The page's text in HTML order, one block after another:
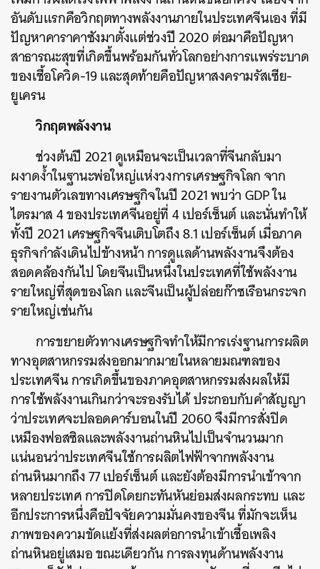
อันดับแรกคือวิกฤตทางพลังงานภายในประเทศจีนเอง ที่มี
ปัญหาคาราคาซังมาตั้งแต่ช่วงปี 2020 ต่อมาคือปัญหา
สาธารณะสุขที่เกิดขึ้นพร้อมกันทั่วโลกอย่างการแพร่ระบาด
ของเชื้อโควิด-19 และสุดท้ายคือปัญหาสงครามรัสเซีย-
ยูเครน
วิกฤตพลังงาน
ช่วงต้นปี 2021 ดูเหมือนจะเป็นเวลาที่จีนกลับมา
ผงาดง้ำในฐานะพ่อใหญ่แห่งวงการเศรษฐกิจโลก จาก
รายงานตัวเลขทางเศรษฐกิจในปี 2021 พบว่า GDP ใน
ไตรมาส 4 ของประเทศจีนอยู่ที่ 4 เปอร์เซ็นต์ และนั่นทำให้
ทั้งปี 2021 เศรษฐกิจจีนเติบโตถึง 8.1 เปอร์เซ็นต์ เมื่อภาค
ธุรกิจกำลังเดินไปข้างหน้า การดูแลด้านพลังงานจึงต้อง
สอดคล้องกันไป โดยจีนเป็นหนึ่งในประเทศที่ใช้พลังงาน
รายใหญ่ที่สุดของโลก และจีนเป็นผู้ปล่อยก๊าซเรือนกระจก
รายใหญ่เช่นกัน
การขยายตัวทางเศรษฐกิจทำให้มีการเร่งฐานการผลิต
ทางอุตสาหกรรมส่งออกมากมายในหลายมณฑลของ
ประเทศจีน การเกิดขึ้นของภาคอุตสาหกรรมส่งผลให้มี
การใช้พลังงานเกินกว่าจะรองรับได้ ประกอบกับคำสัญญา
ว่าประเทศจะปลอดคาร์บอนในปี 2060 จึงมีการสั่งปิด
เหมืองฟอสซิลและพลังงานถ่านหินไปเป็นจำนวนมาก
แน่นอนว่าประเทศจีนใช้การผลิตไฟฟ้าจากพลังงาน
ถ่านหินมากถึง 77 เปอร์เซ็นต์ และยังต้องมีการนำเข้าจาก
หลายประเทศ การปิดโดยกะทันหันย่อมส่งผลกระทบ และ
อีกประการหนึ่งคือปัจจัยความมั่นคงของจีน ที่มักจะเห็น
ภาพของความขัดแย้งที่ส่งผลต่อการนำเข้าเชื้อเพลิง
ถ่านหินอยู่เสมอ ขณะเดียวกัน การลงทุนด้านพลังงาน